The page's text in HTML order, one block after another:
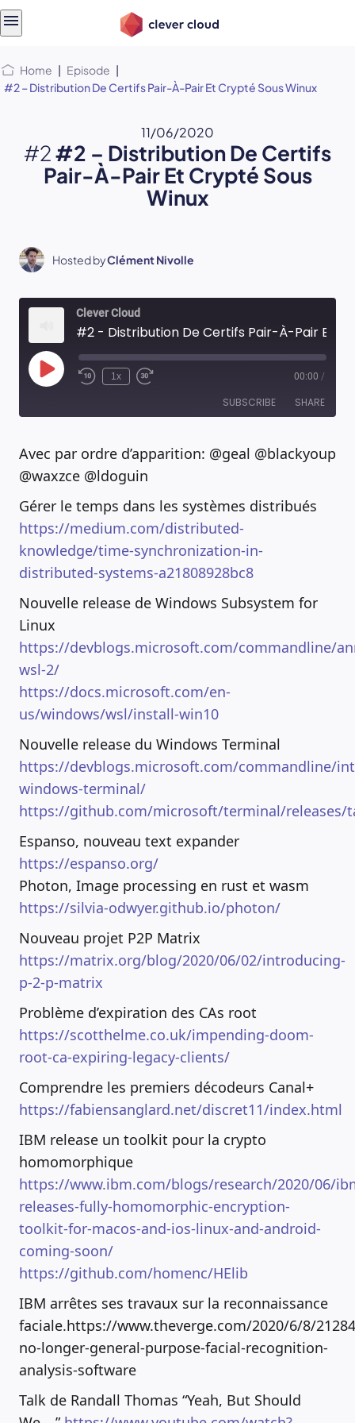
Home | Episode |
#2 – Distribution De Certifs Pair-À-Pair Et Crypté Sous Winux
11/06/2020
#2#2 – Distribution De Certifs
Pair-À-Pair Et Crypté Sous
Winux
Hosted byClément Nivolle
Clever Cloud
Play
Episode
1x 00:00 /
SUBSCRIBE SHARE
RSS FEED
SHARE
LINK
EMBED
Avec par ordre d’apparition: @geal @blackyoup
@waxzce @ldoguin
Gérer le temps dans les systèmes distribués
https://medium.com/distributed-
knowledge/time-synchronization-in-
distributed-systems-a21808928bc8
Nouvelle release de Windows Subsystem for
Linux
https://devblogs.microsoft.com/commandline/
wsl-2/
https://docs.microsoft.com/en-
us/windows/wsl/install-win10
Nouvelle release du Windows Terminal
https://devblogs.microsoft.com/commandline/
windows-terminal/
https://github.com/microsoft/terminal/releases/
Espanso, nouveau text expander
https://espanso.org/
Photon, Image processing en rust et wasm
https://silvia-odwyer.github.io/photon/
Nouveau projet P2P Matrix
https://matrix.org/blog/2020/06/02/introducing-
p-2-p-matrix
Problème d’expiration des CAs root
https://scotthelme.co.uk/impending-doom-
root-ca-expiring-legacy-clients/
Comprendre les premiers décodeurs Canal+
https://fabiensanglard.net/discret11/index.html
IBM release un toolkit pour la crypto
homomorphique
https://www.ibm.com/blogs/research/2020/06/
releases-fully-homomorphic-encryption-
toolkit-for-macos-and-ios-linux-and-android-
coming-soon/
https://github.com/homenc/HElib
IBM arrêtes ses travaux sur la reconnaissance
faciale.https://www.theverge.com/2020/6/8/
no-longer-general-purpose-facial-recognition-
analysis-software
Talk de Randall Thomas “Yeah, But Should